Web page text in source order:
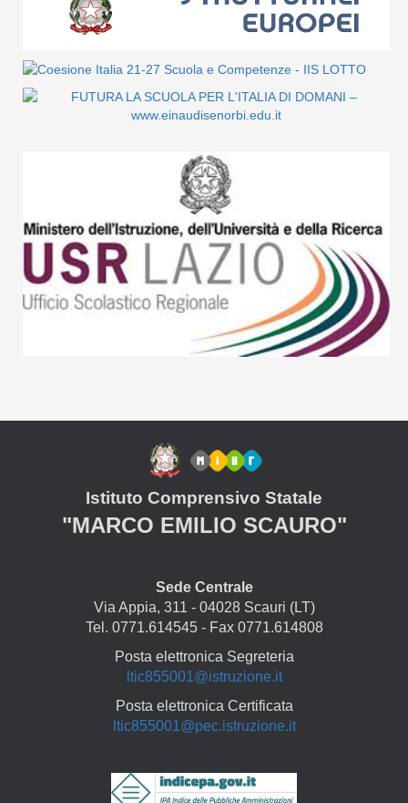
Istituto Comprensivo Statale
"MARCO EMILIO SCAURO"
Sede Centrale
Via Appia, 311 - 04028 Scauri (LT)
Tel. 0771.614545 - Fax 0771.614808
Posta elettronica Segreteria
ltic855001@istruzione.it
Posta elettronica Certificata
ltic855001@pec.istruzione.it